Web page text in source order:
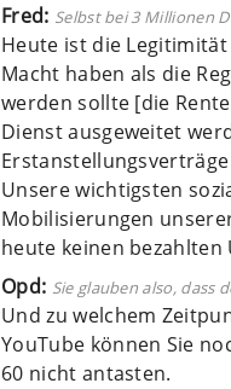
Fred: Selbst bei 3 Millionen
Heute ist die
Macht haben als die
werden sollte [die
Dienst ausgeweitet
Unsere wichtigsten
Mobilisierungen
heute keinen bezahlten
Opd: Sie glauben also, dass
Und zu welchem
YouTube können Sie
60 nicht antasten.